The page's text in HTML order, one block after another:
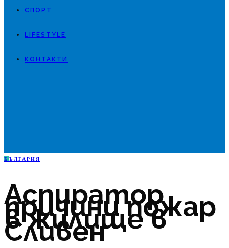
СПОРТ
LIFESTYLE
КОНТАКТИ
Б ЪЛГАРИЯ
Аспиратор
причини пожар
в жилище в
Сливен